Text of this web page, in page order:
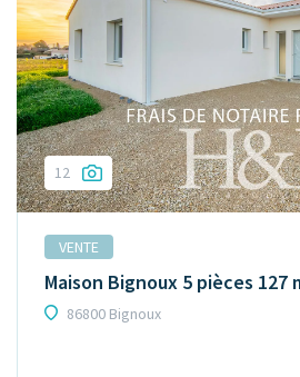
12
VENTE
Maison Bignoux 5 pièces 127
86800 Bignoux